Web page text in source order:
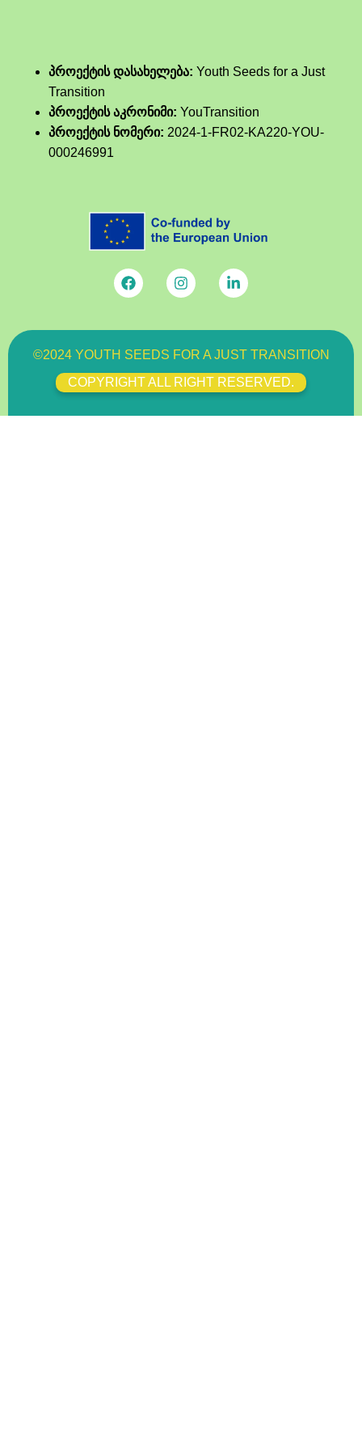
პროექტის დასახელება: Youth Seeds for a Just
Transition
პროექტის აკრონიმი: YouTransition
პროექტის ნომერი: 2024-1-FR02-KA220-YOU-
000246991
©2024 YOUTH SEEDS FOR A JUST TRANSITION
COPYRIGHT ALL RIGHT RESERVED.